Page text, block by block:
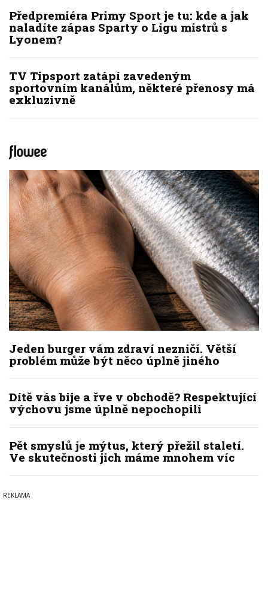
Předpremiéra Primy Sport je tu: kde a jak
naladíte zápas Sparty o Ligu mistrů s
Lyonem?
TV Tipsport zatápí zavedeným
sportovním kanálům, některé přenosy má
exkluzivně
Jeden burger vám zdraví nezničí. Větší
problém může být něco úplně jiného
Dítě vás bije a řve v obchodě? Respektující
výchovu jsme úplně nepochopili
Pět smyslů je mýtus, který přežil staletí.
Ve skutečnosti jich máme mnohem víc